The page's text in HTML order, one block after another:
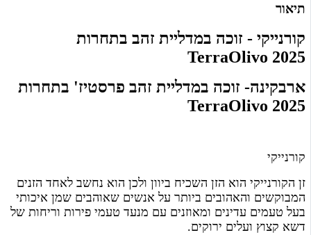
תיאור
קורנייקי - זוכה במדליית זהב בתחרות
TerraOlivo 2025
ארבקינה- זוכה במדליית זהב פרסטיז' בתחרות
TerraOlivo 2025
קורנייקי
זן הקורנייקי הוא הזן השכיח ביוון ולכן הוא נחשב לאחד הזנים
המבוקשים והאהובים ביותר על אנשים שאוהבים שמן איכותי
בעל טעמים עדינים ומאוזנים עם מנעד טעמי פירות וריחות של
דשא קצוץ ועלים ירוקים.